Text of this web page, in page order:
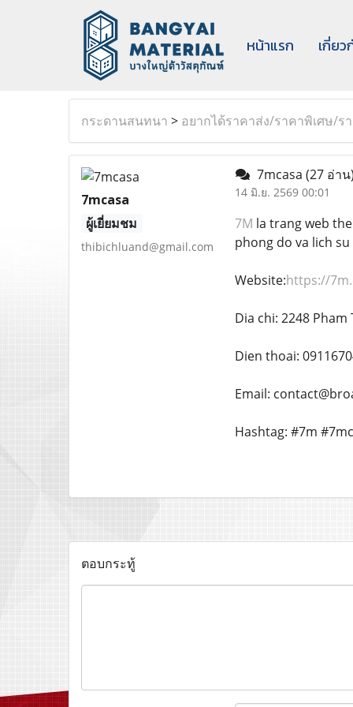
หน้าแรก เกี่ยว
กระดานสนทนา > อยากได้ราคาส่ง/ราคาพิเศษ/ร
7mcasa
ผู้เยี่ยมชม
thibichluand@gmail.com
7mcasa (27 อ่าน
14 มิ.ย. 2569 00:01
7M la trang web
phong do va lich
Website:https://
Dia chi: 2248
Dien thoai:
Email:
Hashtag: #7m
ตอบกระทู้